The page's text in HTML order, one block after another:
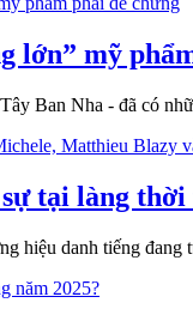
lớn” mỹ
Ban Nha - đã có
tại làng
hiệu danh tiếng